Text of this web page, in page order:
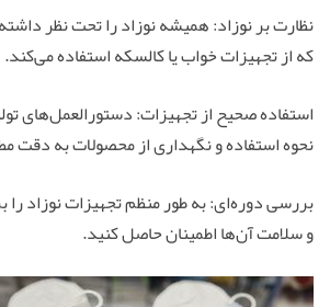
نظارت بر نوزاد: همیشه نوزاد را تحت نظر
که از تجهیزات خواب یا کالسکه استفاده می‌کند.
استفاده صحیح از تجهیزات: دستورالعمل‌های
نحوه استفاده و نگهداری از محصولات به دقت
بررسی دوره‌ای: به طور منظم تجهیزات نوزاد را
و سلامت آن‌ها اطمینان حاصل کنید.